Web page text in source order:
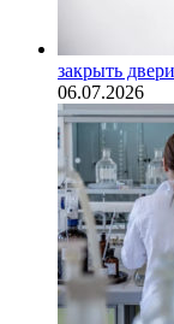
закрыть
06.07.2026